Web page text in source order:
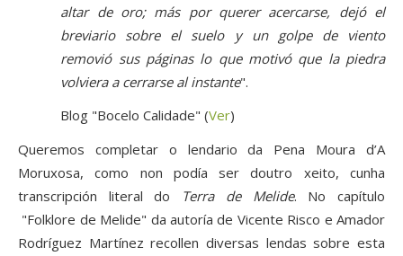
altar de oro; más por querer acercarse, dejó el
breviario sobre el suelo y un golpe de viento
removió sus páginas lo que motivó que la piedra
volviera a cerrarse al instante".
Blog "Bocelo Calidade" (Ver)
Queremos completar o lendario da Pena Moura d’A
Moruxosa, como non podía ser doutro xeito, cunha
transcripción literal do Terra de Melide. No capítulo
"Folklore de Melide" da autoría de Vicente Risco e Amador
Rodríguez Martínez recollen diversas lendas sobre esta